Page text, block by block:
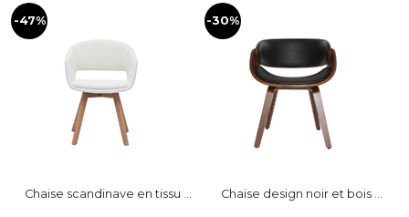
-47%
Chaise scandinave en tissu ...
-30%
Chaise design noir et bois ...